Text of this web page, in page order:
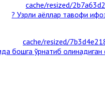
Узрли аёллар тавофи
бошга ўрнатиб